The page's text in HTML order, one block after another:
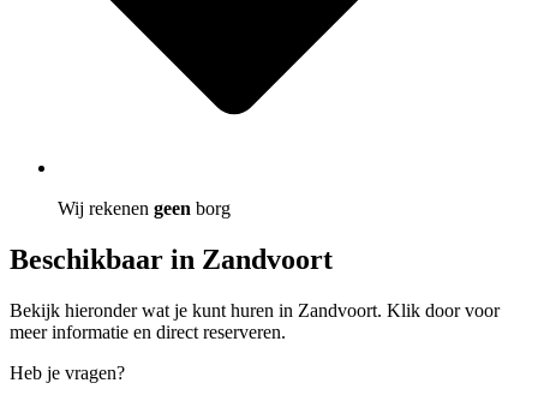
Wij rekenen geen borg
Beschikbaar in Zandvoort
Bekijk hieronder wat je kunt huren in Zandvoort. Klik door voor
meer informatie en direct reserveren.
Heb je vragen?